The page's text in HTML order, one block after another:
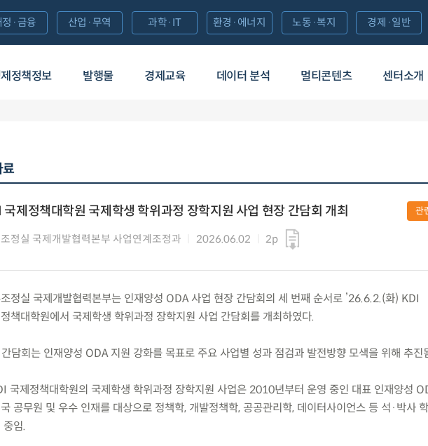
정책정보 발행물 경제교육 데이터 분석 멀티콘텐츠 센터소개
정·금융 산업·무역 과학·IT 환경·에너지 노동·복지 경제·일반
료
국제정책대학원 국제학생 학위과정 장학지원 사업 현장 간담회 개최
정실 국제개발협력본부 사업연계조정과 2026.06.02 2p
관
정실 국제개발협력본부는 인재양성 ODA 사업 현장 간담회의 세 번째 순서로 ’26.6.2.(화) KDI
책대학원에서 국제학생 학위과정 장학지원 사업 간담회를 개최하였다.
담회는 인재양성 ODA 지원 강화를 목표로 주요 사업별 성과 점검과 발전방향 모색을 위해 추진
국제정책대학원의 국제학생 학위과정 장학지원 사업은 2010년부터 운영 중인 대표 인재양성
공무원 및 우수 인재를 대상으로 정책학, 개발정책학, 공공관리학, 데이터사이언스 등 석·박사
중임.